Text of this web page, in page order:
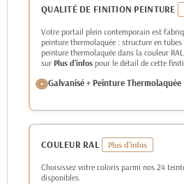
QUALITÉ DE FINITION PEINTURE
Votre portail plein contemporain est
peinture thermolaquée : structure en
peinture thermolaquée dans la couleur
sur Plus d'infos pour le détail de cette
Galvanisé + Peinture Thermolaquée
COULEUR RAL
Choisissez votre coloris parmi nos 24
disponibles.